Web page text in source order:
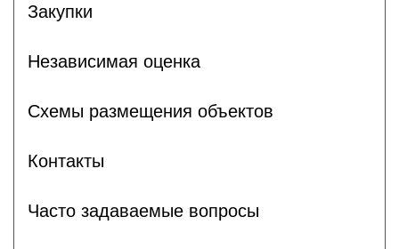
Закупки
Независимая оценка
Схемы размещения объектов
Контакты
Часто задаваемые вопросы